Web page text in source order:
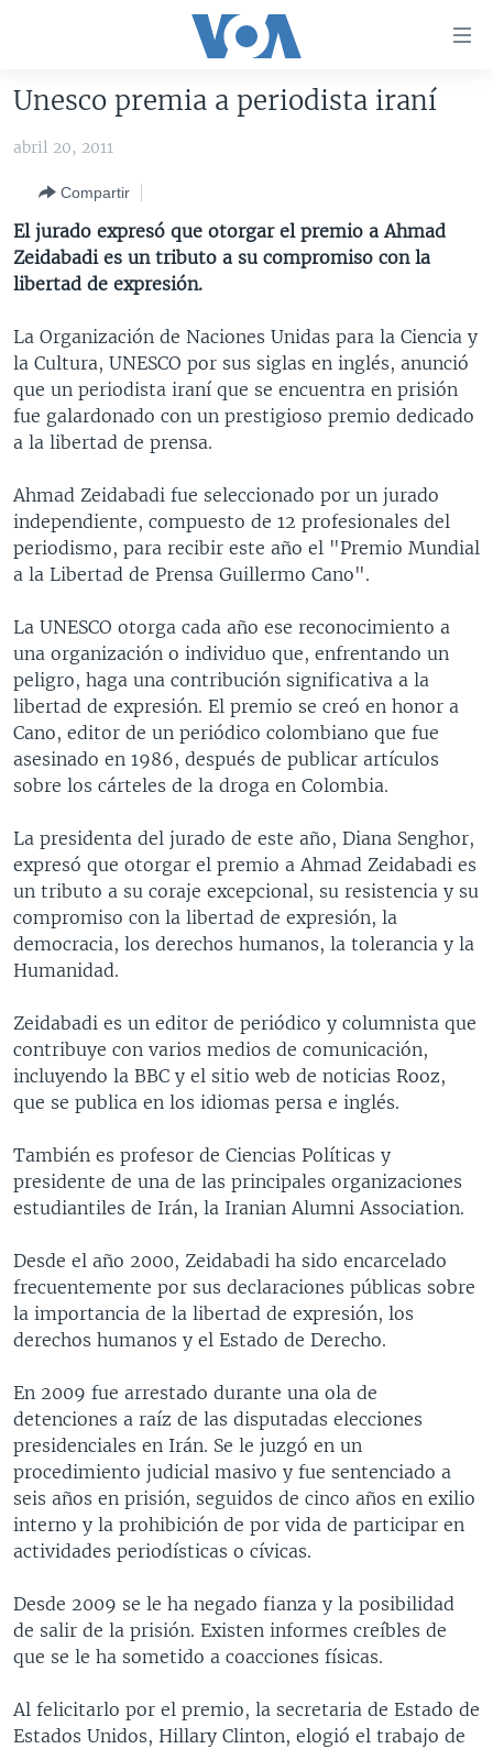
accesibilidad
principal
Salte
navegador
Salte
búsqueda
AMÉRICA DEL NORTE
EEUU
MÉXICO
HAITÍ
ELECCIONES EEUU 2024
ELECCIONES EEUU
VOTO DIVIDIDO
VOA VERIFICA
VOA VERIFICA UCRANIA/RUSIA
VOA VERIFICA INMIGRACIÓN
AMÉRICA LATINA
ARGENTINA
COLOMBIA
CHILE
PERÚ
VENEZUELA
BRASIL
CHINA EN AMÉRICA LATINA
COSTA RICA
EL SALVADOR
GUATEMALA
NICARAGUA
OTRAS SECCIONES
INMIGRACIÓN
LIBERTAD DE PRENSA
ECONOMÍA
ENTRETENIMIENTO Y CULTURA
DEPORTES
CIENCIA Y SALUD
ESPECIALES DE LA VOA
LIBERTAD DE PRENSA
MULTIMEDIA
VIDEOS
AUDIOS
PROGRAMAS TV
FORO INTERAMERICANO
VISIÓN 360
LAS CLAVES
PANORAMA
AVANCE INFORMATIVO
AUDIONOTICIAS
BUENOS DÍAS AMÉRICA
ESTADOS UNIDOS AL DÍA
EL MUNDO AL DÍA [RADIO]
FORO [RADIO]
DEPORTIVO INTERNACIONAL
NOTA ECONÓMICA
ENTRETENIMIENTO
DIRECT
DOCUMENTALES DE LA VOA
Learning English
SÍGANOS
Idiomas
Unesco premia a periodista iraní
abril 20, 2011
Compartir
El jurado expresó que otorgar el premio a Ahmad
Zeidabadi es un tributo a su compromiso con la
libertad de expresión.
La Organización de Naciones Unidas para la Ciencia y
la Cultura, UNESCO por sus siglas en inglés, anunció
que un periodista iraní que se encuentra en prisión
fue galardonado con un prestigioso premio dedicado
a la libertad de prensa.
Ahmad Zeidabadi fue seleccionado por un jurado
independiente, compuesto de 12 profesionales del
periodismo, para recibir este año el "Premio Mundial
a la Libertad de Prensa Guillermo Cano".
La UNESCO otorga cada año ese reconocimiento a
una organización o individuo que, enfrentando un
peligro, haga una contribución significativa a la
libertad de expresión. El premio se creó en honor a
Cano, editor de un periódico colombiano que fue
asesinado en 1986, después de publicar artículos
sobre los cárteles de la droga en Colombia.
La presidenta del jurado de este año, Diana Senghor,
expresó que otorgar el premio a Ahmad Zeidabadi es
un tributo a su coraje excepcional, su resistencia y su
compromiso con la libertad de expresión, la
democracia, los derechos humanos, la tolerancia y la
Humanidad.
Zeidabadi es un editor de periódico y columnista que
contribuye con varios medios de comunicación,
incluyendo la BBC y el sitio web de noticias Rooz,
que se publica en los idiomas persa e inglés.
También es profesor de Ciencias Políticas y
presidente de una de las principales organizaciones
estudiantiles de Irán, la Iranian Alumni Association.
Desde el año 2000, Zeidabadi ha sido encarcelado
frecuentemente por sus declaraciones públicas sobre
la importancia de la libertad de expresión, los
derechos humanos y el Estado de Derecho.
En 2009 fue arrestado durante una ola de
detenciones a raíz de las disputadas elecciones
presidenciales en Irán. Se le juzgó en un
procedimiento judicial masivo y fue sentenciado a
seis años en prisión, seguidos de cinco años en exilio
interno y la prohibición de por vida de participar en
actividades periodísticas o cívicas.
Desde 2009 se le ha negado fianza y la posibilidad
de salir de la prisión. Existen informes creíbles de
que se le ha sometido a coacciones físicas.
Al felicitarlo por el premio, la secretaria de Estado de
Estados Unidos, Hillary Clinton, elogió el trabajo de